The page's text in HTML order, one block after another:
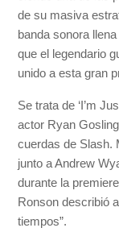
de su masiva
banda sonora
que el legendario
unido a esta gran
Se trata de ‘I’m
actor Ryan
cuerdas de Slash.
junto a Andrew
durante la
Ronson describió
tiempos”.